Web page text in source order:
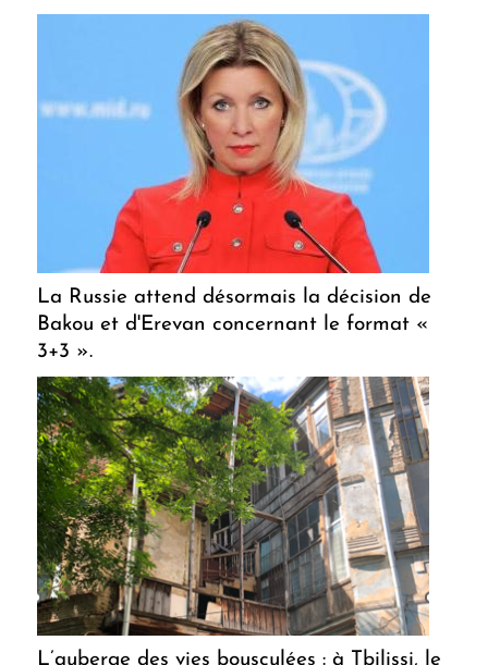
La Russie attend désormais la décision de
Bakou et d'Erevan concernant le format «
3+3 ».
L’auberge des vies bousculées : à Tbilissi, le